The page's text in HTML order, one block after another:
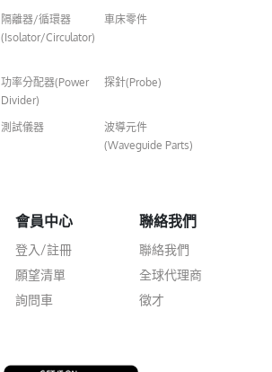
隔離器/循環器
(Isolator/Circulator)
車床零件
功率分配器(Power
Divider)
探針(Probe)
測試儀器
波導元件
(Waveguide Parts)
會員中心
登入/註冊
願望清單
詢問車
聯絡我們
聯絡我們
全球代理商
徵才